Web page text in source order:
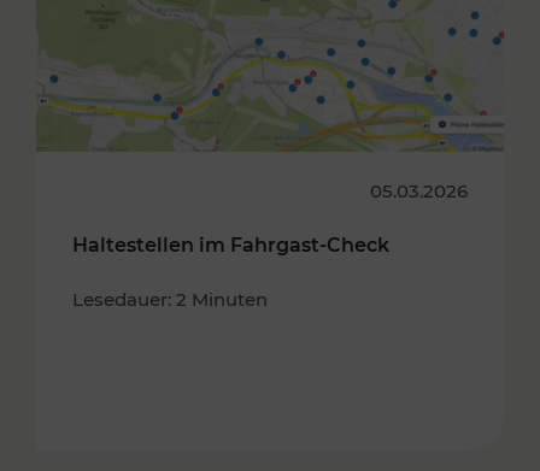
05.03.2026
Haltestellen im Fahrgast-Check
Lesedauer: 2 Minuten